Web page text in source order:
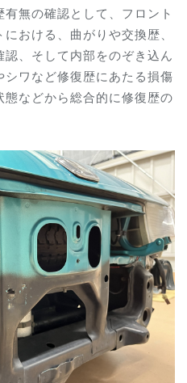
無の確認として、フロント
おける、曲がりや交換歴、
、そして内部をのぞき込ん
ワなど修復歴にあたる損傷
などから総合的に修復歴の